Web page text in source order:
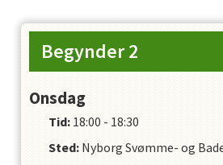
Begynder 2
Onsdag
Tid: 18:00 - 18:30
Sted: Nyborg Svømme- og